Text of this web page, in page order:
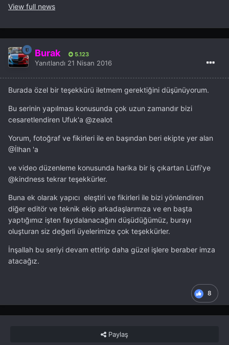
View full news
Burak 5.123
Yanıtlandı 21 Nisan 2016
Burada özel bir teşekkürü iletmem gerektiğini düşünüyorum.
Bu serinin yapılması konusunda çok uzun zamandır bizi
cesaretlendiren Ufuk'a @zealot
Yorum, fotoğraf ve fikirleri ile en başından beri ekipte yer alan
@İlhan 'a
ve video düzenleme konusunda harika bir iş çıkartan Lütfi'ye
@kindness tekrar teşekkürler.
Buna ek olarak yapıcı eleştiri ve fikirleri ile bizi yönlendiren
diğer editör ve teknik ekip arkadaşlarımıza ve en başta
yaptığımız işten faydalanacağını düşüdüğümüz, burayı
oluşturan siz değerli üyelerimize çok teşekkürler.
İnşallah bu seriyi devam ettirip daha güzel işlere beraber imza
atacağız.
8
Paylaş